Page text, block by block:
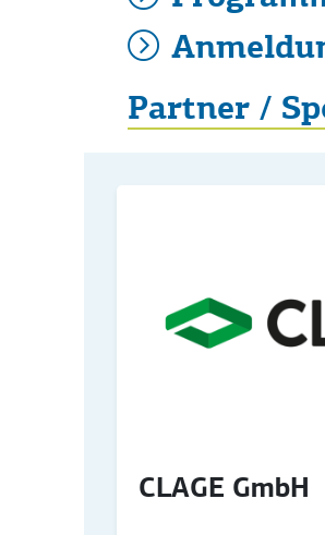
Partner /
CLAGE GmbH